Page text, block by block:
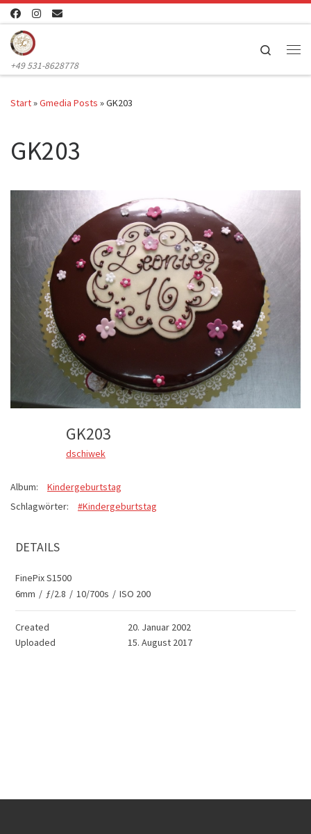
Zum Inhalt springen
+49 531-8628778
Search
Start»Gmedia Posts »GK203
GK203
GK203
dschiwek
Album:
Kindergeburtstag
Schlagwörter:
#Kindergeburtstag
DETAILS
FinePix S1500
6mm / ƒ/2.8 / 10/700s / ISO 200
Created
20. Januar 2002
Uploaded
15. August 2017